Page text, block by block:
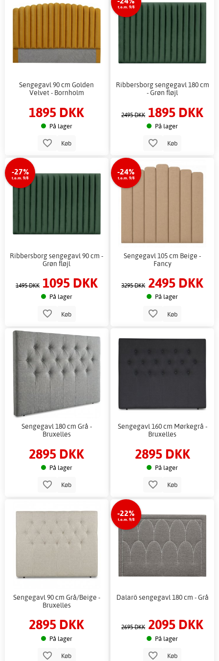
Sengegavl 90 cm Golden
Velvet - Bornholm
1895 DKK
På lager
Køb
t.o.m. 9/8
Ribbersborg sengegavl 180 cm
- Grøn fløjl
2495 DKK 1895 DKK
På lager
Køb
-27%
t.o.m. 9/8
Ribbersborg sengegavl 90 cm -
Grøn fløjl
1495 DKK 1095 DKK
På lager
Køb
-24%
t.o.m. 9/8
Sengegavl 105 cm Beige -
Fancy
3295 DKK 2495 DKK
På lager
Køb
Sengegavl 180 cm Grå -
Bruxelles
2895 DKK
På lager
Køb
Sengegavl 160 cm Mørkegrå -
Bruxelles
2895 DKK
På lager
Køb
Sengegavl 90 cm Grå/Beige -
Bruxelles
2895 DKK
På lager
Køb
-22%
t.o.m. 9/8
Dalarö sengegavl 180 cm - Grå
2695 DKK 2095 DKK
På lager
Køb